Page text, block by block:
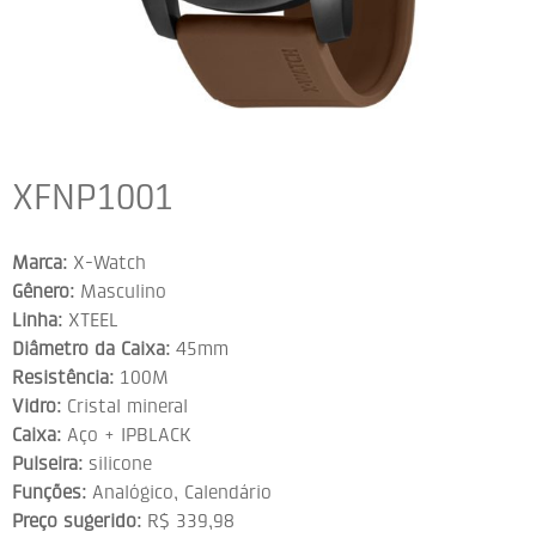
XFNP1001
Marca: X-Watch
Gênero: Masculino
Linha: XTEEL
Diâmetro da Caixa: 45mm
Resistência: 100M
Vidro: Cristal mineral
Caixa: Aço + IPBLACK
Pulseira: silicone
Funções: Analógico, Calendário
Preço sugerido: R$ 339,98